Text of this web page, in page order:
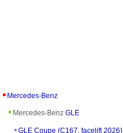
Mercedes-Benz
Mercedes-Benz GLE
GLE Coupe (C167, facelift 2026)